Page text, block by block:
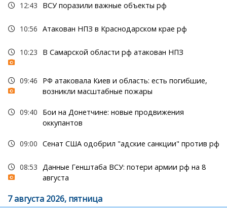
12:43 ВСУ поразили важные объекты рф
10:56 Атакован НПЗ в Краснодарском крае рф
10:23 В Самарской области рф атакован НПЗ
09:46
РФ атаковала Киев и область: есть погибшие,
возникли масштабные пожары
09:40
Бои на Донетчине: новые продвижения
оккупантов
09:00 Сенат США одобрил "адские санкции" против рф
08:53 Данные Генштаба ВСУ: потери армии рф на 8
августа
7 августа 2026, пятница